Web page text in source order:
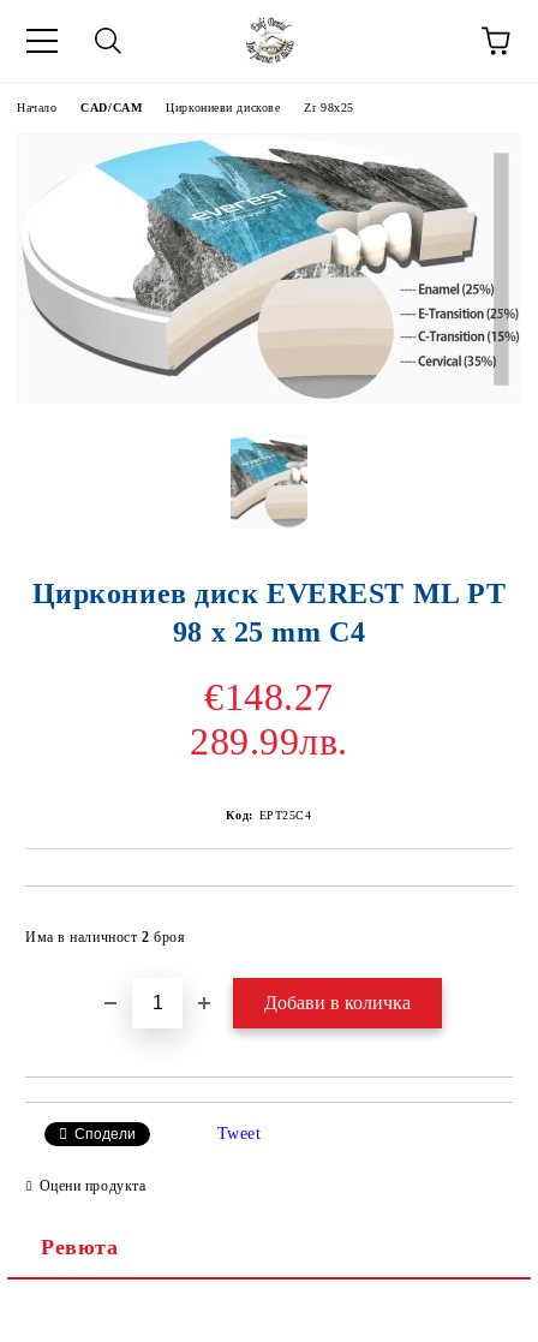
Начало CAD/CAM Циркониеви дискове Zr 98x25
Циркониев диск EVEREST ML PT
98 x 25 mm C4
€148.27
289.99лв.
Код: EPT25C4
Има в наличност 2 броя
Сподели Tweet
Оцени продукта
Ревюта